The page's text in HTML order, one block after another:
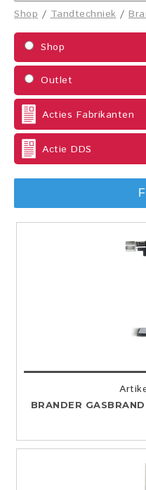
Shop /Tandtechniek/
Shop
Outlet
Acties Fabrikanten
Actie DDS
BRANDER